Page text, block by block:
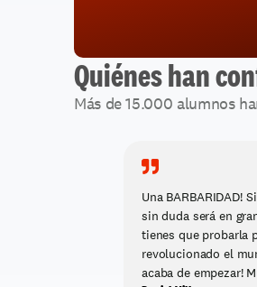
Quiénes han
Más de 15.000 alumnos
Una BARBARIDAD!
sin duda será en
tienes que probarla
revolucionado el
acaba de empezar!